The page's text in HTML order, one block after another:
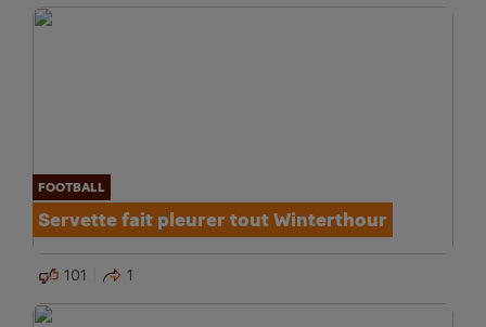
FOOTBALL
Servette fait pleurer tout Winterthour
101 1